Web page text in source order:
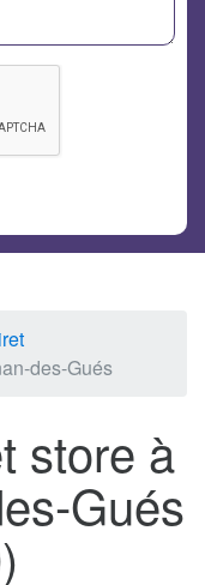
des-Gués
store à
Gués